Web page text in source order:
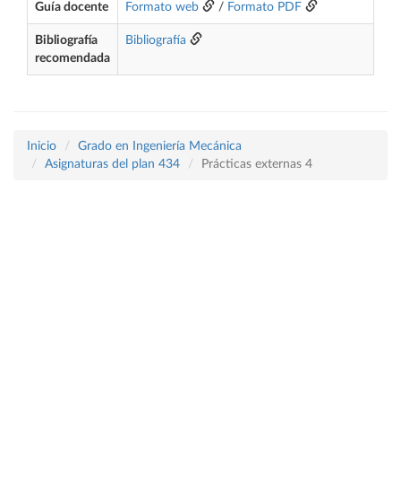
Guía docente Formato web / Formato PDF
Bibliografía
recomendada
Bibliografía
Inicio
Grado en Ingeniería Mecánica
Asignaturas del plan 434
Prácticas externas 4